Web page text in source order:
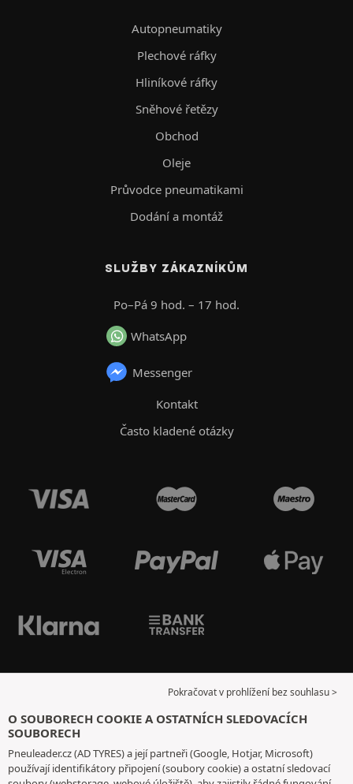
Autopneumatiky
Plechové ráfky
Hliníkové ráfky
Sněhové řetězy
Obchod
Oleje
Průvodce pneumatikami
Dodání a montáž
SLUŽBY ZÁKAZNÍKŮM
Po–Pá 9 hod. – 17 hod.
WhatsApp
Messenger
Kontakt
Často kladené otázky
Pokračovat v prohlížení bez souhlasu >
O SOUBORECH COOKIE A OSTATNÍCH SLEDOVACÍCH
SOUBORECH
Pneuleader.cz (AD TYRES) a její partneři (Google, Hotjar, Microsoft)
používají identifikátory připojení (soubory cookie) a ostatní sledovací